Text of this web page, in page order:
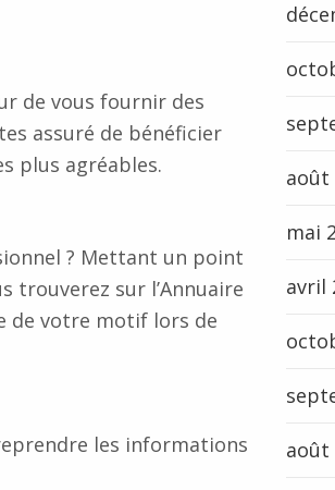
de vous fournir des
assuré de bénéficier
plus agréables.
? Mettant un point
trouverez sur l’Annuaire
de votre motif lors de
les informations
août
mai
avril
août